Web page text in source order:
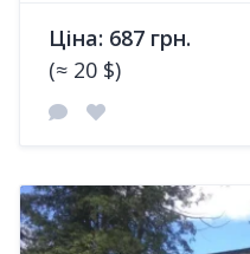
Ціна: 687 грн.
(≈ 20 $)